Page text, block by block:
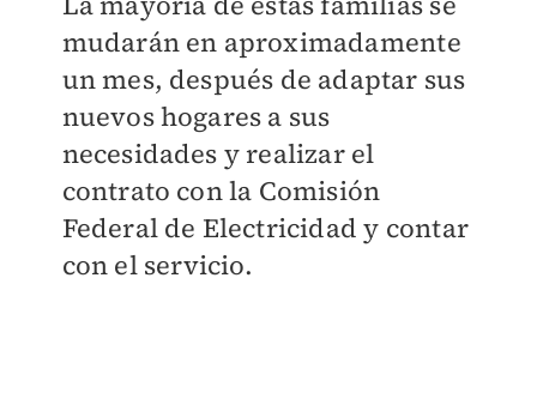
mudarán en aproximadamente
un mes, después de adaptar sus
nuevos hogares a sus
necesidades y realizar el
contrato con la Comisión
Federal de Electricidad y contar
con el servicio.